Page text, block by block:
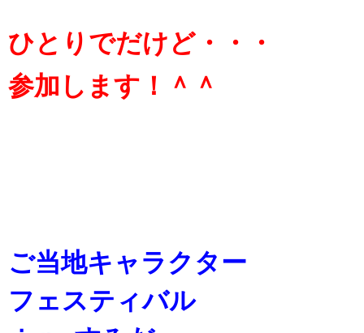
ひとりでだけど・・・
参加します！＾＾
ご当地キャラクター
フェスティバル